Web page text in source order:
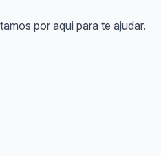
por aqui para te ajudar.